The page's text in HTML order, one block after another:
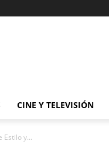
CINE Y TELEVISIÓN
Estilo y...